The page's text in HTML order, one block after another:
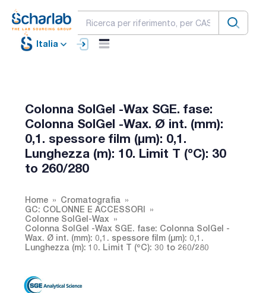
Italia
Colonna SolGel -Wax SGE. fase:
Colonna SolGel -Wax. Ø int. (mm):
0,1. spessore film (µm): 0,1.
Lunghezza (m): 10. Limit T (ºC): 30
to 260/280
Home
Cromatografia
GC: COLONNE E ACCESSORI
Colonne SolGel-Wax
Colonna SolGel -Wax SGE. fase: Colonna SolGel -
Wax. Ø int. (mm): 0,1. spessore film (µm): 0,1.
Lunghezza (m): 10. Limit T (ºC): 30 to 260/280